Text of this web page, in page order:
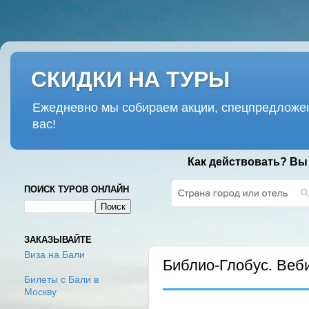
СКИДКИ НА ТУРЫ
Ежедневно мы собираем акции,
вас!
Как действовать?
Библио-Глобус.
ПОИСК ТУРОВ ОНЛАЙН
ЗАКАЗЫВАЙТЕ
Виза на Бали
Билеты с Бали в
Москву